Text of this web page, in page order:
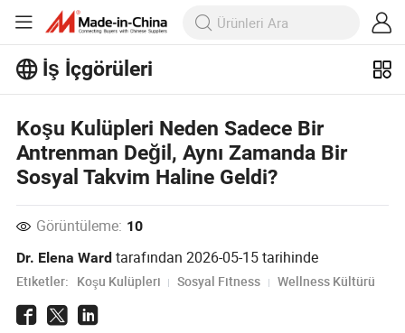
İş İçgörüleri
Koşu Kulüpleri Neden Sadece Bir
Antrenman Değil, Aynı Zamanda Bir
Sosyal Takvim Haline Geldi?
Görüntüleme: 10
Dr. Elena Ward tarafından2026-05-15tarihinde
Etiketler: Koşu Kulüpleri Sosyal Fitness Wellness Kültürü